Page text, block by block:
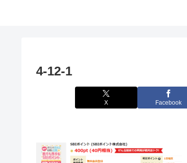
4-12-1
X Facebook